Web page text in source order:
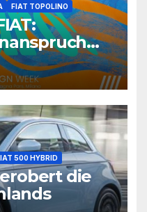
FIAT TOPOLINO
500 HYBRID
die